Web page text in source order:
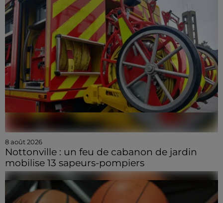
8 août 2026
Nottonville : un feu de cabanon de jardin
mobilise 13 sapeurs-pompiers